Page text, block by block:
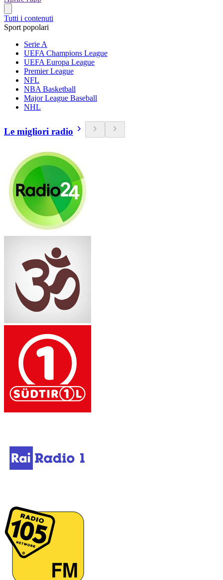
Tutti i contenuti
Sport popolari
Serie A
UEFA Champions League
UEFA Europa League
Premier League
NFL
NBA Basketball
Major League Baseball
NHL
Le migliori radio